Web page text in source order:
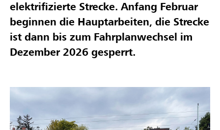
elektrifizierte Strecke. Anfang Februar
beginnen die Hauptarbeiten, die Strecke
ist dann bis zum Fahrplanwechsel im
Dezember 2026 gesperrt.